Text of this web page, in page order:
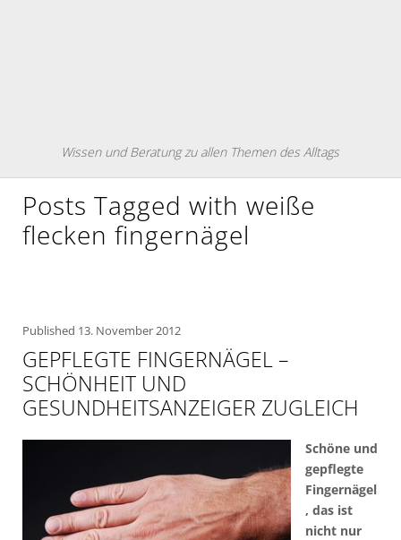
Wissen und Beratung zu allen Themen des Alltags
Posts Tagged with weiße
flecken fingernägel
Published 13. November 2012
GEPFLEGTE FINGERNÄGEL –
SCHÖNHEIT UND
GESUNDHEITSANZEIGER ZUGLEICH
Schöne und
gepflegte
Fingernägel
, das ist
nicht nur